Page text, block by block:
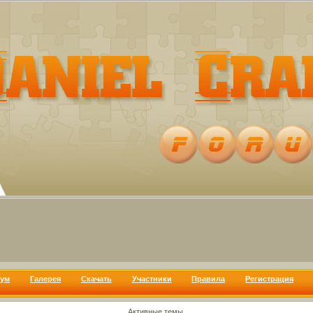
Галерея Скачать Участники Правила Регистрация